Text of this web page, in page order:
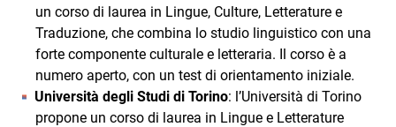
un corso di laurea in Lingue, Culture, Letterature e
Traduzione, che combina lo studio linguistico con una
forte componente culturale e letteraria. Il corso è a
numero aperto, con un test di orientamento iniziale.
Università degli Studi di Torino: l’Università di Torino
propone un corso di laurea in Lingue e Letterature